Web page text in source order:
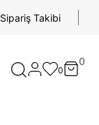
Sipariş Takibi
0
0